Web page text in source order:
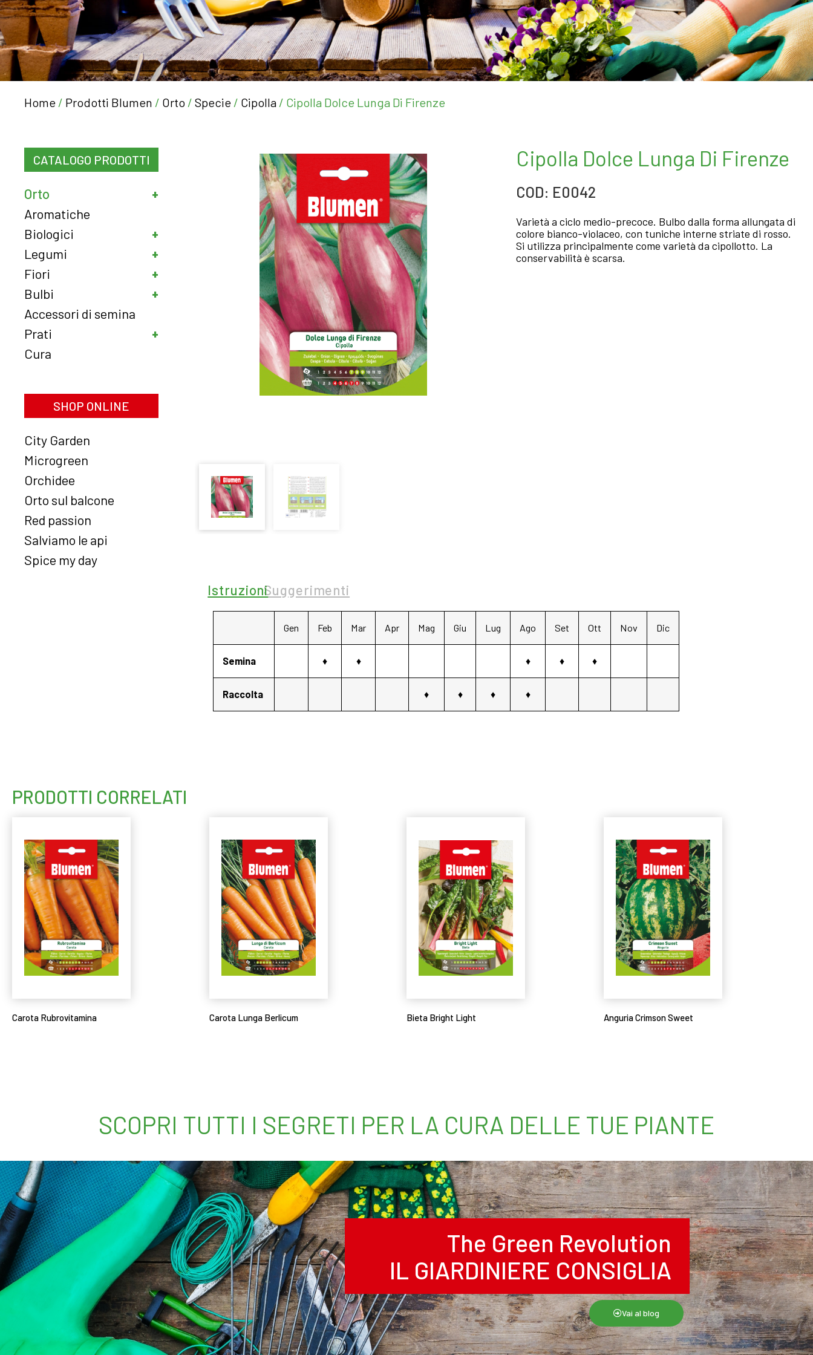
Home / Prodotti Blumen / Orto / Specie / Cipolla / Cipolla Dolce Lunga Di Firenze
CATALOGO PRODOTTI
Orto
Aromatiche
Biologici
Legumi
Fiori
Bulbi
Accessori di semina
Prati
Cura
SHOP ONLINE
City Garden
Microgreen
Orchidee
Orto sul balcone
Red passion
Salviamo le api
Spice my day
Cipolla Dolce Lunga Di Firenze
COD: E0042
Varietà a ciclo medio-precoce. Bulbo dalla forma allungata di
colore bianco-violaceo, con tuniche interne striate di rosso.
Si utilizza principalmente come varietà da cipollotto. La
conservabilità è scarsa.
IstruzioniSuggerimenti
Gen Feb Mar Apr Mag Giu Lug Ago Set Ott Nov Dic
Semina ♦ ♦ ♦ ♦ ♦
Raccolta ♦ ♦ ♦ ♦
PRODOTTI CORRELATI
Carota Rubrovitamina Carota Lunga Berlicum Bieta Bright Light Anguria Crimson Sweet
SCOPRI TUTTI I SEGRETI PER LA CURA DELLE TUE PIANTE
The Green Revolution
IL GIARDINIERE CONSIGLIA
Vai al blog